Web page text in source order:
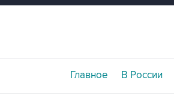
Главное В России